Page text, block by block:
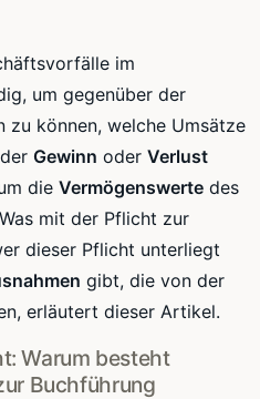
im
um gegenüber der
zu können, welche Umsätze
Gewinn oder Verlust
die Vermögenswerte des
mit der Pflicht zur
dieser Pflicht unterliegt
gibt, die von der
erläutert dieser Artikel.
Warum besteht
Buchführung